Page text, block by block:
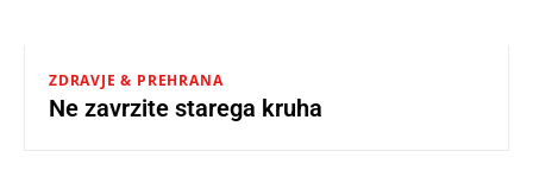
ZDRAVJE & PREHRANA
Ne zavrzite starega kruha